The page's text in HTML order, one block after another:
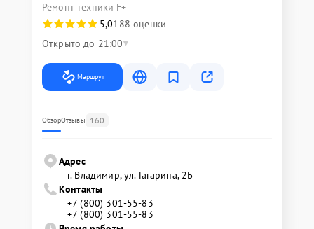
Ремонт техники F+
5,0188 оценки
Открыто до 21:00
Маршрут
ОбзорОтзывы 160
Адрес
г. Владимир, ул. Гагарина, 2Б
Контакты
+7 (800) 301-55-83
+7 (800) 301-55-83